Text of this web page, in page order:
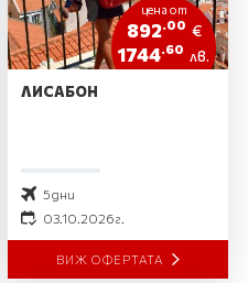
цена от
892 .00 €
1744.60 лв.
ЛИСАБОН
5 дни
03.10.2026 г.
ВИЖ ОФЕРТАТА